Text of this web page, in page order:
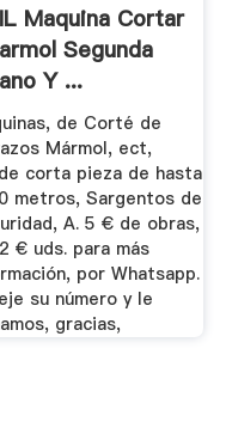
Maquina Cortar
Segunda
Y ...
de Corté de
Mármol, ect,
corta pieza de hasta
metros, Sargentos de
A. 5 € de obras,
€ uds. para más
por Whatsapp.
su número y le
gracias,